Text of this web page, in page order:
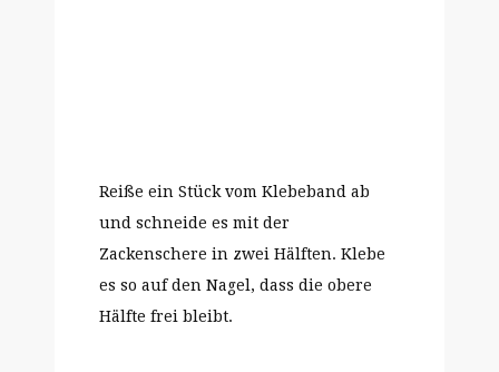
Reiße ein Stück vom Klebeband ab
und schneide es mit der
Zackenschere in zwei Hälften. Klebe
es so auf den Nagel, dass die obere
Hälfte frei bleibt.